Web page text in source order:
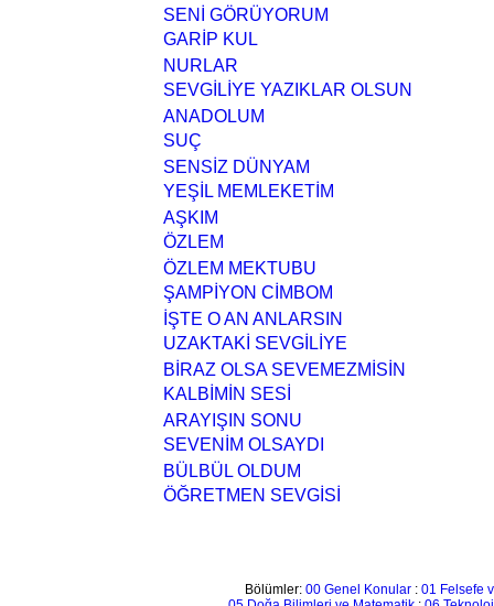
SENİ GÖRÜYORUM
GARİP KUL
NURLAR
SEVGİLİYE YAZIKLAR OLSUN
ANADOLUM
SUÇ
SENSİZ DÜNYAM
YEŞİL MEMLEKETİM
AŞKIM
ÖZLEM
ÖZLEM MEKTUBU
ŞAMPİYON CİMBOM
İŞTE O AN ANLARSIN
UZAKTAKİ SEVGİLİYE
BİRAZ OLSA SEVEMEZMİSİN
KALBİMİN SESİ
ARAYIŞIN SONU
SEVENİM OLSAYDI
BÜLBÜL OLDUM
ÖĞRETMEN SEVGİSİ
Bölümler: 00 Genel Konular: 01 Felsefe